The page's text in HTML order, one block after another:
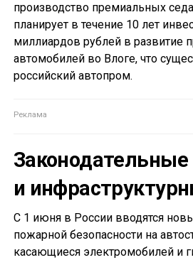
производство премиальных
планирует в течение 10 лет
миллиардов рублей в развитие
автомобилей во Влоге, что
российский автопром.
и
С 1 июня в России вводятся
пожарной безопасности на
касающиеся электромобилей и